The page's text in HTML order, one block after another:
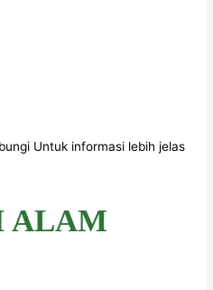
Untuk informasi lebih jelas
ALAM